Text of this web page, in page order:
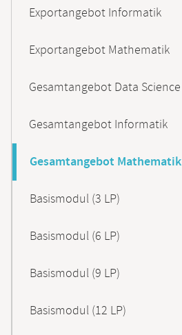
Exportangebot Informatik
Exportangebot Mathematik
Gesamtangebot Data Science
Gesamtangebot Informatik
Gesamtangebot Mathematik
Basismodul (3 LP)
Basismodul (6 LP)
Basismodul (9 LP)
Basismodul (12 LP)